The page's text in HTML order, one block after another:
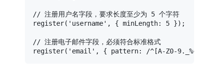
// 注册用户名字段，要求长度至少为 5 个字符
register( 'username' , { minLength: 5 });
// 注册电子邮件字段，必须符合标准格式
register( 'email' , { pattern: /^[A-Z0-9._%+-